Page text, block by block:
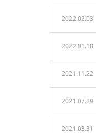
2022.02.03
2022.01.18
2021.11.22
2021.07.29
2021.03.31